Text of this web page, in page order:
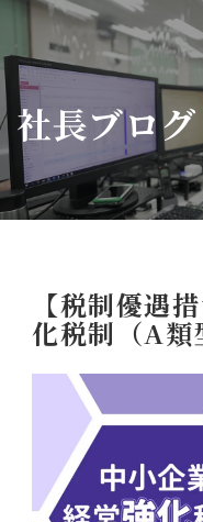
社長ブログ
【税制優遇
化税制（A類